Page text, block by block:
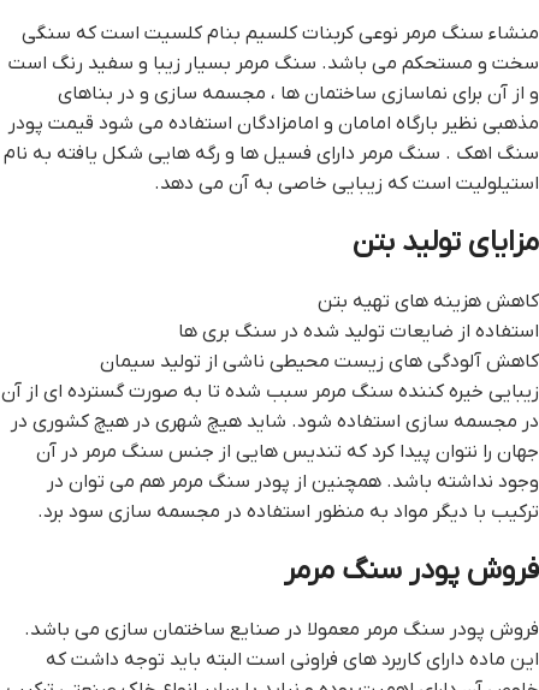
منشاء سنگ مرمر نوعي کربنات کلسيم بنام کلسيت است که سنگي
سخت و مستحکم مي باشد. سنگ مرمر بسيار زيبا و سفيد رنگ است
و از آن براي نماسازي ساختمان ها ، مجسمه سازي و در بناهاي
مذهبي نظير بارگاه امامان و امامزادگان استفاده مي شود قيمت پودر
سنگ اهک . سنگ مرمر داراي فسيل ها و رگه هايي شکل يافته به نام
استيلوليت است که زيبايي خاصي به آن مي دهد.
مزاياي توليد بتن
کاهش هزينه هاي تهيه بتن
استفاده از ضايعات توليد شده در سنگ بري ها
کاهش آلودگي هاي زيست محيطي ناشي از توليد سيمان
زيبايي خيره کننده سنگ مرمر سبب شده تا به صورت گسترده اي از آن
در مجسمه سازي استفاده شود. شايد هيچ شهري در هيچ کشوري در
جهان را نتوان پيدا کرد که تنديس هايي از جنس سنگ مرمر در آن
وجود نداشته باشد. همچنين از پودر سنگ مرمر هم مي توان در
ترکيب با ديگر مواد به منظور استفاده در مجسمه سازي سود برد.
فروش پودر سنگ مرمر
فروش پودر سنگ مرمر معمولا در صنايع ساختمان سازي مي باشد.
اين ماده داراي کاربرد هاي فراوني است البته بايد توجه داشت که